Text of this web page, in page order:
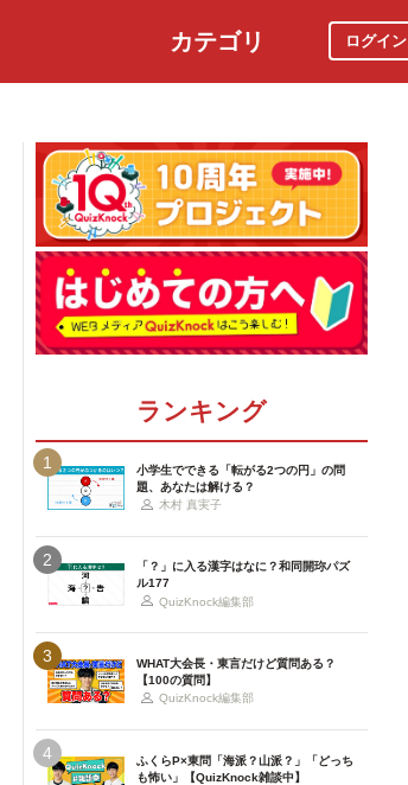
カテゴリ ログイン
ランキング
1
小学生でできる「転がる2つの円」の問
題、あなたは解ける？
木村 真実子
2
「？」に入る漢字はなに？和同開珎パズ
ル177
QuizKnock編集部
3
WHAT大会長・東言だけど質問ある？
【100の質問】
QuizKnock編集部
4
ふくらP×東問「海派？山派？」「どっち
も怖い」【QuizKnock雑談中】